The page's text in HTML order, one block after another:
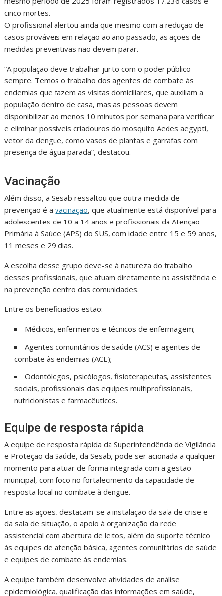
cinco mortes.
O profissional alertou ainda que mesmo com a redução de
casos prováveis em relação ao ano passado, as ações de
medidas preventivas não devem parar.
“A população deve trabalhar junto com o poder público
sempre. Temos o trabalho dos agentes de combate às
endemias que fazem as visitas domiciliares, que auxiliam a
população dentro de casa, mas as pessoas devem
disponibilizar ao menos 10 minutos por semana para verificar
e eliminar possíveis criadouros do mosquito Aedes aegypti,
vetor da dengue, como vasos de plantas e garrafas com
presença de água parada”, destacou.
Vacinação
Além disso, a Sesab ressaltou que outra medida de
prevenção é avacinação, que atualmente está disponível para
adolescentes de 10 a 14 anos e profissionais da Atenção
Primária à Saúde (APS) do SUS, com idade entre 15 e 59 anos,
11 meses e 29 dias.
A escolha desse grupo deve-se à natureza do trabalho
desses profissionais, que atuam diretamente na assistência e
na prevenção dentro das comunidades.
Entre os beneficiados estão:
Médicos, enfermeiros e técnicos de enfermagem;
Agentes comunitários de saúde (ACS) e agentes de
combate às endemias (ACE);
Odontólogos, psicólogos, fisioterapeutas, assistentes
sociais, profissionais das equipes multiprofissionais,
nutricionistas e farmacêuticos.
Equipe de resposta rápida
A equipe de resposta rápida da Superintendência de Vigilância
e Proteção da Saúde, da Sesab, pode ser acionada a qualquer
momento para atuar de forma integrada com a gestão
municipal, com foco no fortalecimento da capacidade de
resposta local no combate à dengue.
Entre as ações, destacam-se a instalação da sala de crise e
da sala de situação, o apoio à organização da rede
assistencial com abertura de leitos, além do suporte técnico
às equipes de atenção básica, agentes comunitários de saúde
e equipes de combate às endemias.
A equipe também desenvolve atividades de análise
epidemiológica, qualificação das informações em saúde,